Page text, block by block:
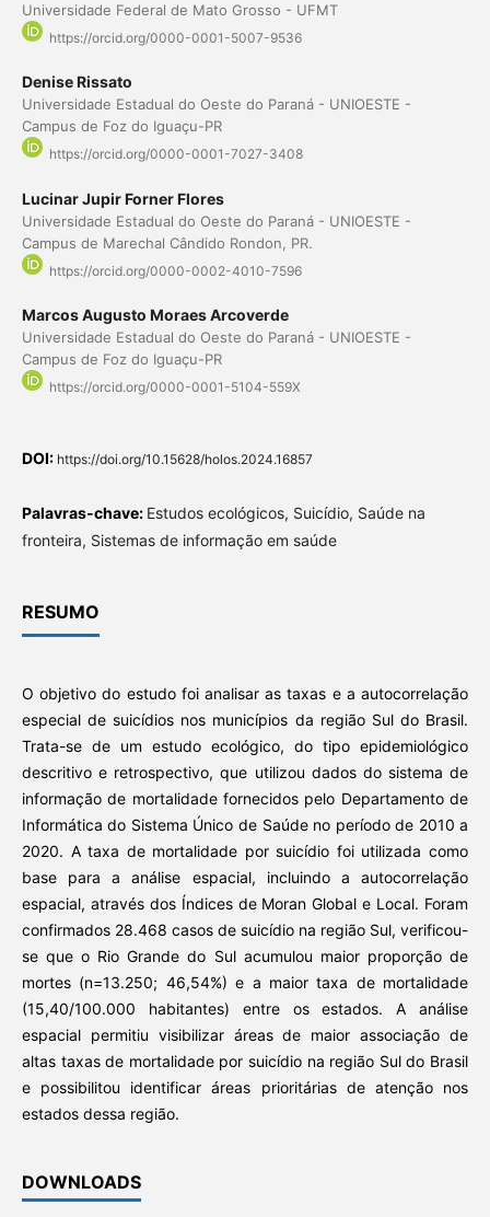
Universidade Federal de Mato Grosso - UFMT
https://orcid.org/0000-0001-5007-9536
Denise Rissato
Universidade Estadual do Oeste do Paraná - UNIOESTE -
Campus de Foz do Iguaçu-PR
https://orcid.org/0000-0001-7027-3408
Lucinar Jupir Forner Flores
Universidade Estadual do Oeste do Paraná - UNIOESTE -
Campus de Marechal Cândido Rondon, PR.
https://orcid.org/0000-0002-4010-7596
Marcos Augusto Moraes Arcoverde
Universidade Estadual do Oeste do Paraná - UNIOESTE -
Campus de Foz do Iguaçu-PR
https://orcid.org/0000-0001-5104-559X
DOI: https://doi.org/10.15628/holos.2024.16857
Palavras-chave: Estudos ecológicos, Suicídio, Saúde na
fronteira, Sistemas de informação em saúde
RESUMO
O objetivo do estudo foi analisar as taxas e a autocorrelação
especial de suicídios nos municípios da região Sul do Brasil.
Trata-se de um estudo ecológico, do tipo epidemiológico
descritivo e retrospectivo, que utilizou dados do sistema de
informação de mortalidade fornecidos pelo Departamento de
Informática do Sistema Único de Saúde no período de 2010 a
2020. A taxa de mortalidade por suicídio foi utilizada como
base para a análise espacial, incluindo a autocorrelação
espacial, através dos Índices de Moran Global e Local. Foram
confirmados 28.468 casos de suicídio na região Sul, verificou-
se que o Rio Grande do Sul acumulou maior proporção de
mortes (n=13.250; 46,54%) e a maior taxa de mortalidade
(15,40/100.000 habitantes) entre os estados. A análise
espacial permitiu visibilizar áreas de maior associação de
altas taxas de mortalidade por suicídio na região Sul do Brasil
e possibilitou identificar áreas prioritárias de atenção nos
estados dessa região.
DOWNLOADS